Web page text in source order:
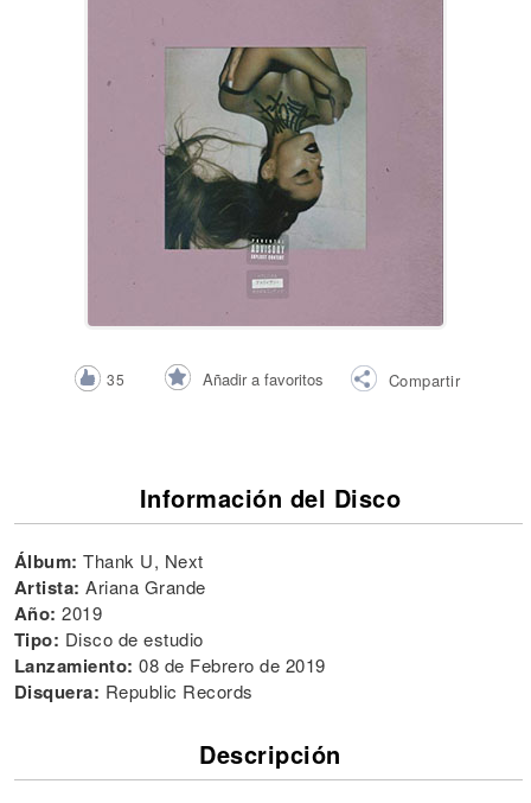
35 Añadir a favoritos Compartir
Información del Disco
Álbum: Thank U, Next
Artista: Ariana Grande
Año: 2019
Tipo: Disco de estudio
Lanzamiento: 08 de Febrero de 2019
Disquera: Republic Records
Descripción